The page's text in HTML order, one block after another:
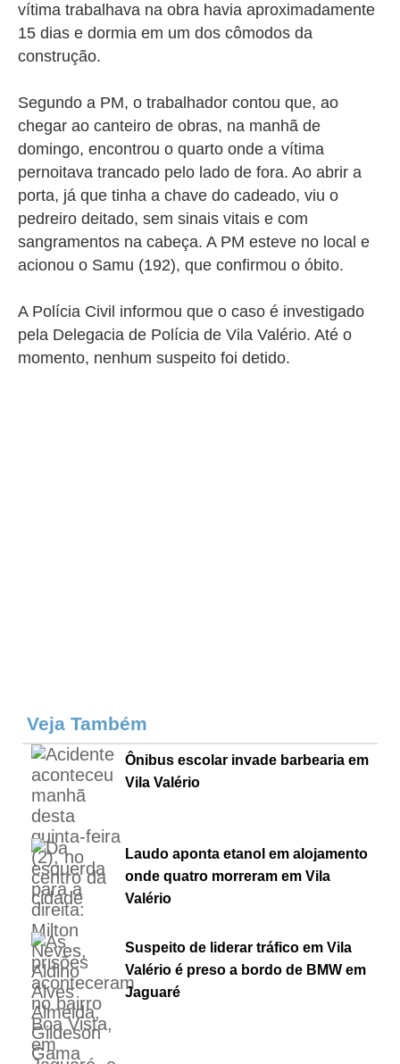
vítima trabalhava na obra havia aproximadamente
15 dias e dormia em um dos cômodos da
construção.
Segundo a PM, o trabalhador contou que, ao
chegar ao canteiro de obras, na manhã de
domingo, encontrou o quarto onde a vítima
pernoitava trancado pelo lado de fora. Ao abrir a
porta, já que tinha a chave do cadeado, viu o
pedreiro deitado, sem sinais vitais e com
sangramentos na cabeça. A PM esteve no local e
acionou o Samu (192), que confirmou o óbito.
A Polícia Civil informou que o caso é investigado
pela Delegacia de Polícia de Vila Valério. Até o
momento, nenhum suspeito foi detido.
Veja Também
Ônibus escolar invade barbearia em
Vila Valério
Laudo aponta etanol em alojamento
onde quatro morreram em Vila
Valério
Suspeito de liderar tráfico em Vila
Valério é preso a bordo de BMW em
Jaguaré